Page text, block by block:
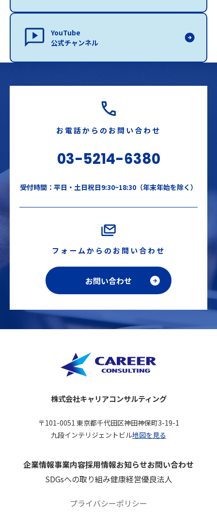
YouTube
公式チャンネル
お電話からのお問い合わせ
03-5214-6380
受付時間：平日・土日祝日9:30~18:30（年末年始を除く）
フォームからのお問い合わせ
お問い合わせ
株式会社キャリアコンサルティング
〒101-0051 東京都千代田区神田神保町3-19-1
九段インテリジェントビル地図を見る
企業情報事業内容採用情報お知らせお問い合わせ
SDGsへの取り組み健康経営優良法人
プライバシーポリシー